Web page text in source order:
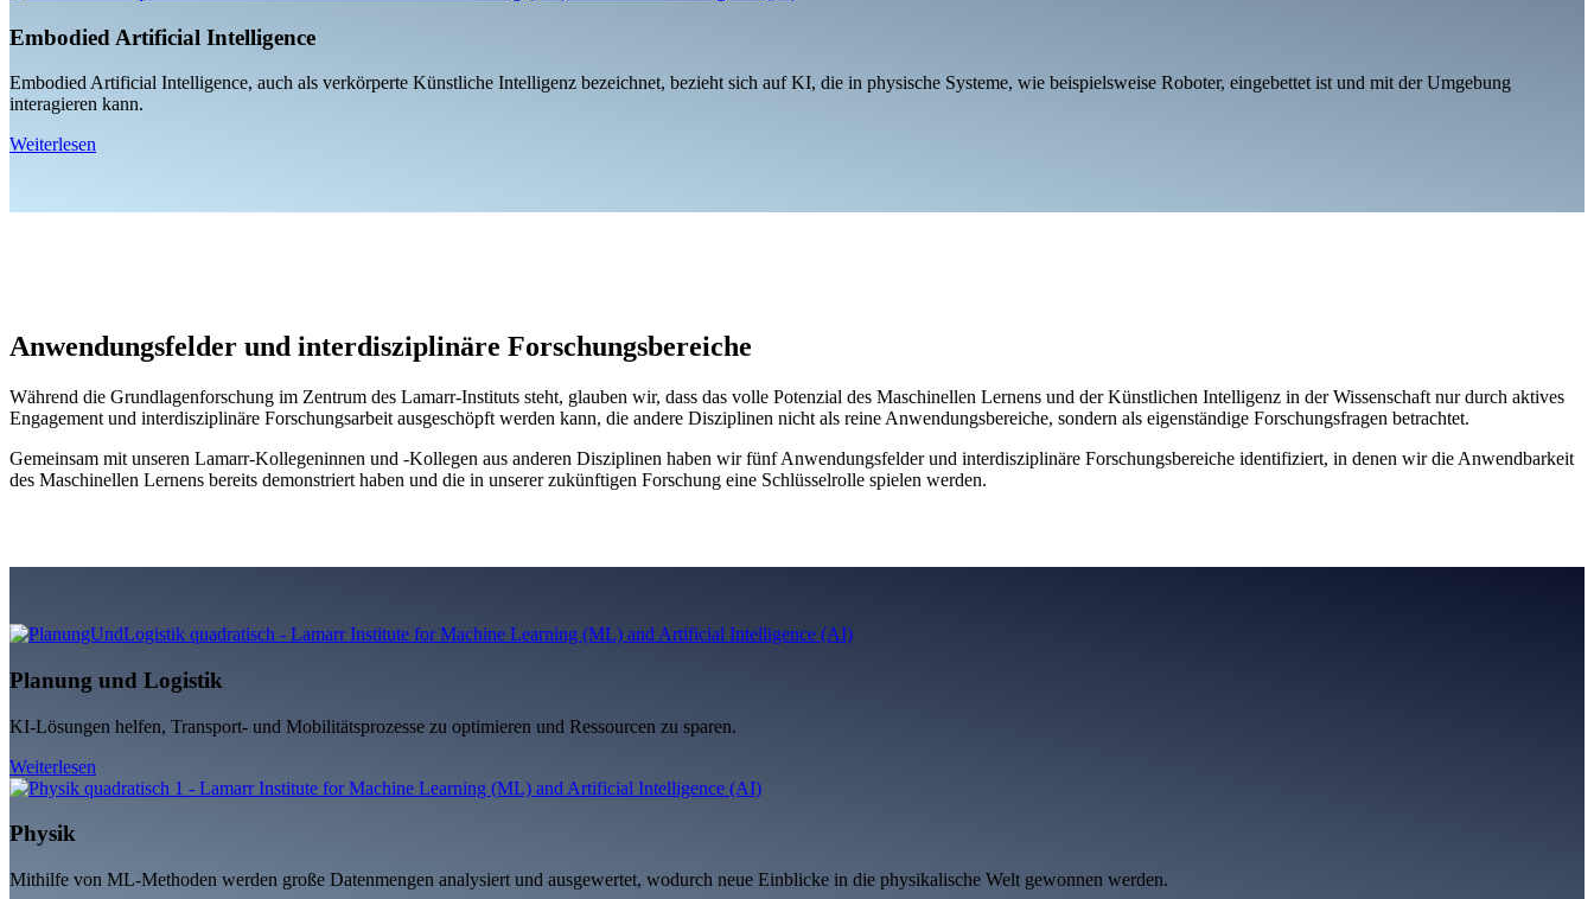
Embodied Artificial Intelligence
Embodied Artificial Intelligence, auch als verkörperte Künstliche Intelligenz bezeichnet, bezieht sich auf KI, die in physische Systeme, wie beispielsweise Roboter, eingebettet ist und mit der Umgebung
interagieren kann.
Weiterlesen
Anwendungsfelder und interdisziplinäre Forschungsbereiche
Während die Grundlagenforschung im Zentrum des Lamarr-Instituts steht, glauben wir, dass das volle Potenzial des Maschinellen Lernens und der Künstlichen Intelligenz in der Wissenschaft nur durch aktives
Engagement und interdisziplinäre Forschungsarbeit ausgeschöpft werden kann, die andere Disziplinen nicht als reine Anwendungsbereiche, sondern als eigenständige Forschungsfragen betrachtet.
Gemeinsam mit unseren Lamarr-Kollegeninnen und -Kollegen aus anderen Disziplinen haben wir fünf Anwendungsfelder und interdisziplinäre Forschungsbereiche identifiziert, in denen wir die Anwendbarkeit
des Maschinellen Lernens bereits demonstriert haben und die in unserer zukünftigen Forschung eine Schlüsselrolle spielen werden.
Planung und Logistik
KI-Lösungen helfen, Transport- und Mobilitätsprozesse zu optimieren und Ressourcen zu sparen.
Weiterlesen
Physik
Mithilfe von ML-Methoden werden große Datenmengen analysiert und ausgewertet, wodurch neue Einblicke in die physikalische Welt gewonnen werden.